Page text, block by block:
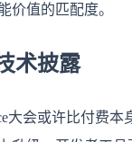
价值的匹配度。
术披露
大会或许比付费本